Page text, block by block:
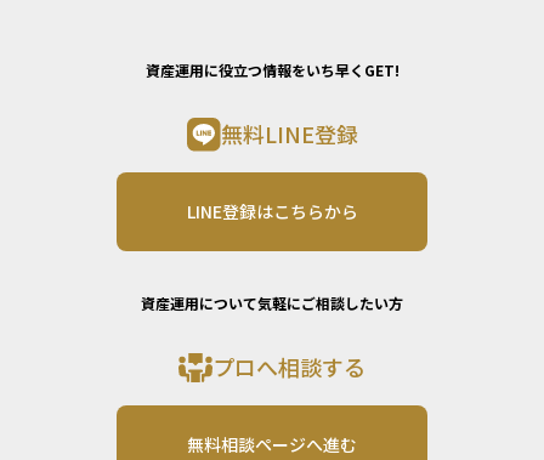
資産運用に役立つ情報をいち早くGET!
無料LINE登録
LINE登録はこちらから
資産運用について気軽にご相談したい方
プロへ相談する
無料相談ページへ進む